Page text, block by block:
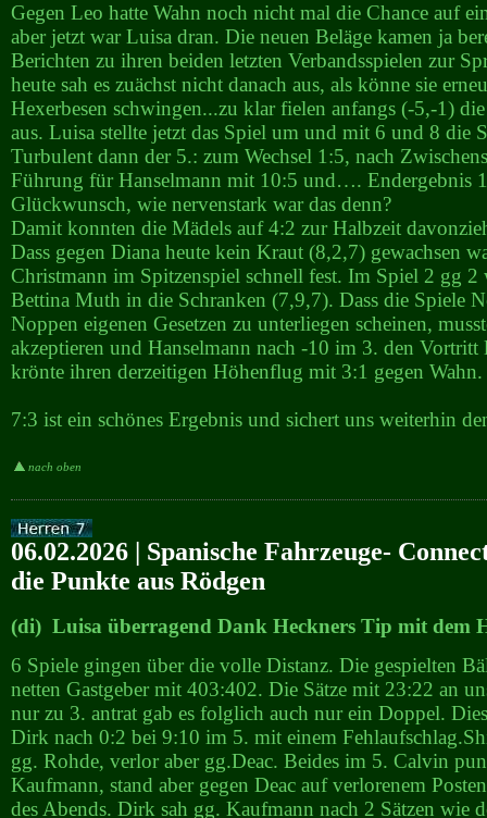
Gegen Leo hatte Wahn noch nicht mal die Chance auf
aber jetzt war Luisa dran. Die neuen Beläge kamen ja
Berichten zu ihren beiden letzten Verbandsspielen zur
heute sah es zuächst nicht danach aus, als könne sie
Hexerbesen schwingen...zu klar fielen anfangs (-5,-1)
aus. Luisa stellte jetzt das Spiel um und mit 6 und 8 die
Turbulent dann der 5.: zum Wechsel 1:5, nach
Führung für Hanselmann mit 10:5 und…. Endergebnis
Glückwunsch, wie nervenstark war das denn?
Damit konnten die Mädels auf 4:2 zur Halbzeit
Dass gegen Diana heute kein Kraut (8,2,7) gewachsen
Christmann im Spitzenspiel schnell fest. Im Spiel 2 gg 2
Bettina Muth in die Schranken (7,9,7). Dass die Spiele
Noppen eigenen Gesetzen zu unterliegen scheinen,
akzeptieren und Hanselmann nach -10 im 3. den Vortritt
krönte ihren derzeitigen Höhenflug mit 3:1 gegen Wahn.
7:3 ist ein schönes Ergebnis und sichert uns weiterhin
nach oben
06.02.2026 | Spanische Fahrzeuge-
die Punkte aus Rödgen
(di) Luisa überragend Dank Heckners Tip mit dem
6 Spiele gingen über die volle Distanz. Die gespielten
netten Gastgeber mit 403:402. Die Sätze mit 23:22 an
nur zu 3. antrat gab es folglich auch nur ein Doppel.
Dirk nach 0:2 bei 9:10 im 5. mit einem
gg. Rohde, verlor aber gg.Deac. Beides im 5. Calvin
Kaufmann, stand aber gegen Deac auf verlorenem
des Abends. Dirk sah gg. Kaufmann nach 2 Sätzen wie